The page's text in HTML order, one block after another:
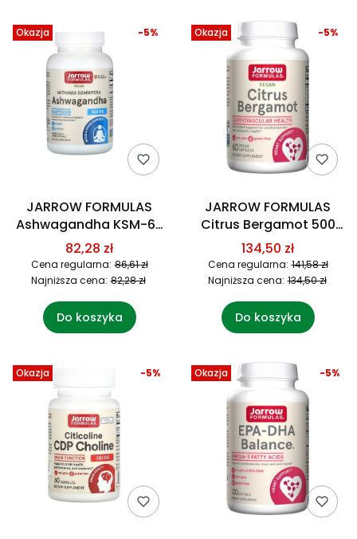
Okazja
JARROW FORMULAS
Ashwagandha KSM-66
(120 kaps.)
82,28 zł
Cena regularna: 86,61 zł
-5%
Najniższa cena: 82,28 zł
Do koszyka
Okazja
JARROW FORMULAS
Citrus Bergamot 500
mg (60 kaps.)
134,50 zł
Cena regularna: 141,58 zł
-5%
Najniższa cena: 134,50 zł
Do koszyka
Okazja -5% Okazja -5%